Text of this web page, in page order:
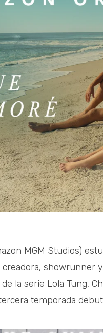
MGM Studios)
showrunner
la serie Lola Tung,
temporada